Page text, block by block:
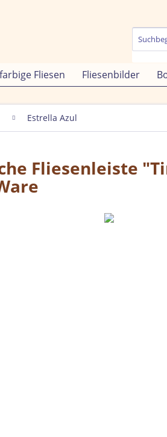
Fliesen Fliesenbilder
Estrella Azul
Fliesenleiste